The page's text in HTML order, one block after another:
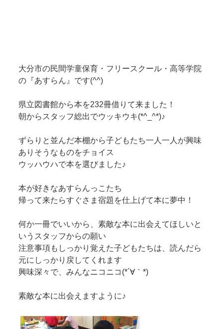
大分市の民間学童保育・フリースクール・高等学院
の『あすらん』です(^^)
県立図書館から本を232冊借りて来ました！
朝からスタッフ総出でウッキウキ(*^_^*)♪
ずらりと並んだ本棚から子どもたち一人一人が興味
ありそうなものをチョイス
ウッハウハで本を選びました♪
本が好きなあすらんっこたち
帰って来たらすぐさま宿題を仕上げて本に夢中！
何か一冊でいいから、素敵な本に出会えてほしいと
いうスタッフからの願い
注意事項もしっかり覚えた子どもたちは、読んだら
元にしっかり戻してくれます
興味深々で、みんなニコニコ(*´∀｀*)
素敵な本に出会えますように♪